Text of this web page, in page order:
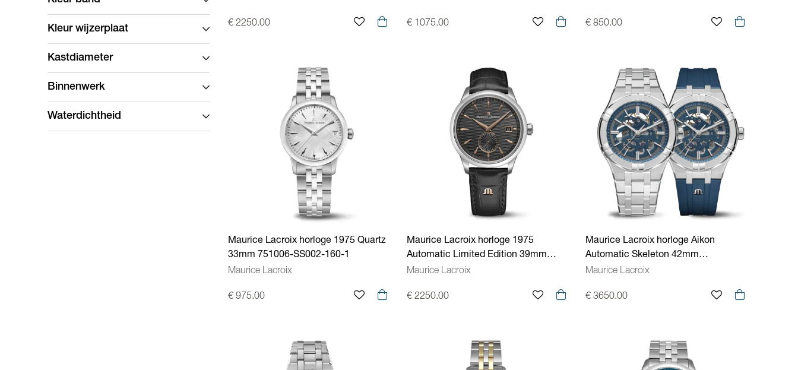
Kleur wijzerplaat
Kastdiameter
Binnenwerk
Waterdichtheid
€ 2250.00 € 1075.00 € 850.00
Maurice Lacroix horloge 1975 Quartz
33mm 751006-SS002-160-1
Maurice Lacroix
€ 975.00
Maurice Lacroix horloge 1975
Automatic Limited Edition 39mm
756207-SS001-330-2
Maurice Lacroix
€ 2250.00
Maurice Lacroix horloge Aikon
Automatic Skeleton 42mm
staal/staal/blauw AI6008-SS00F-031-
Maurice Lacroix
€ 3650.00